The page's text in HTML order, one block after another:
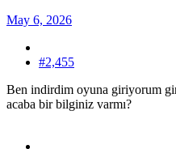
May 6, 2026
#2,455
Ben indirdim oyuna giriyorum
acaba bir bilginiz varmı?